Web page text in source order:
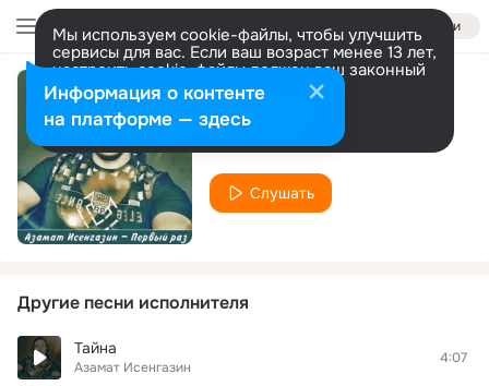
Войти
Мы используем cookie-файлы, чтобы улучшить
сервисы для вас. Если ваш возраст менее 13 лет,
настроить cookie-файлы должен ваш законный
представитель. Больше информации
Разрешить все Настроить
Ты влюбилась
Азамат Исенгазин
Слушать
Другие песни исполнителя
Тайна
Азамат Исенгазин
4:07
Информация о контенте
на платформе — здесь